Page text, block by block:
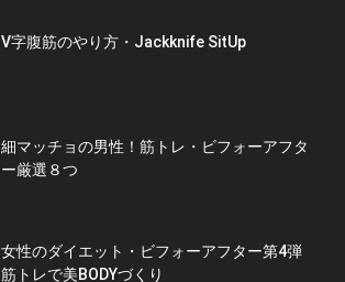
V字腹筋のやり方・Jackknife SitUp
細マッチョの男性！筋トレ・ビフォーアフタ
ー厳選８つ
女性のダイエット・ビフォーアフター第4弾
筋トレで美BODYづくり